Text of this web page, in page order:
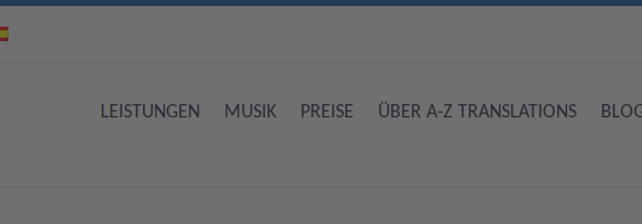
LEISTUNGEN MUSIK PREISE ÜBER A-Z TRANSLATIONS